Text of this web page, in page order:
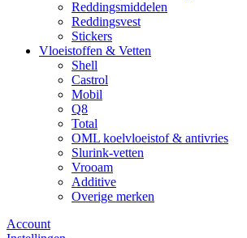
Reddingsmiddelen
Reddingsvest
Stickers
Vloeistoffen & Vetten
Shell
Castrol
Mobil
Q8
Total
OML koelvloeistof & antivries
Slurink-vetten
Vrooam
Additive
Overige merken
Account